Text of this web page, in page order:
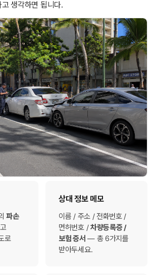
고 생각하면 됩니다.
파손
로
상대 정보 메모
이름 / 주소 / 전화번호 /
면허번호 /차량등록증 /
보험 증서 — 총 6가지를
받아두세요.